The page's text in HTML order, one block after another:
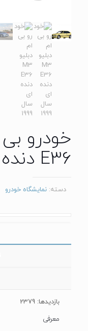
E36 دنده ای سال 1999
دسته: نمایشگاه خودرو
بازدیدها: 2379
معرفی